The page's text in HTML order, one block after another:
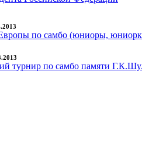
по самбо (юниоры,
турнир по самбо памяти